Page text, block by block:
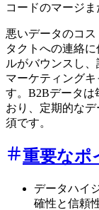
コードのマージま
悪いデータのコ
タクトへの連絡
ルがバウンスし
マーケティング
す。B2Bデータは
おり、定期的な
須です。
重要なポ
データハイ
確性と信頼